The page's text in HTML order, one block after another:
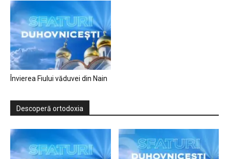
Învierea Fiului văduvei din Nain
Descoperă ortodoxia